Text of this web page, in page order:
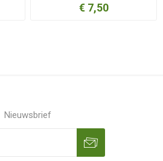
€ 7,50
Nieuwsbrief